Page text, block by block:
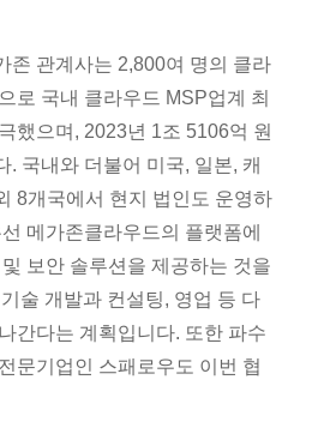
존 관계사는 2,800여 명의 클라
로 국내 클라우드 MSP업계 최
했으며, 2023년 1조 5106억 원
. 국내와 더불어 미국, 일본, 캐
8개국에서 현지 법인도 운영하
메가존클라우드의 플랫폼에
보안 솔루션을 제공하는 것을
술 개발과 컨설팅, 영업 등 다
간다는 계획입니다. 또한 파수
문기업인 스패로우도 이번 협